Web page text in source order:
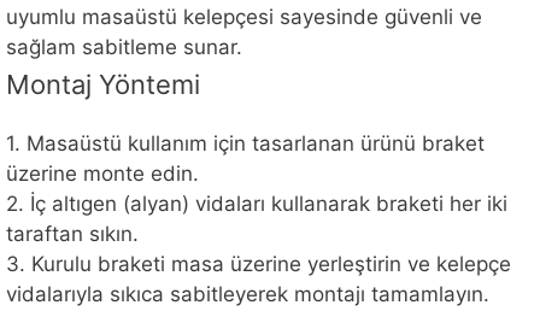
uyumlu masaüstü kelepçesi sayesinde güvenli ve
sağlam sabitleme sunar.
Montaj Yöntemi
1. Masaüstü kullanım için tasarlanan ürünü braket
üzerine monte edin.
2. İç altıgen (alyan) vidaları kullanarak braketi her iki
taraftan sıkın.
3. Kurulu braketi masa üzerine yerleştirin ve kelepçe
vidalarıyla sıkıca sabitleyerek montajı tamamlayın.